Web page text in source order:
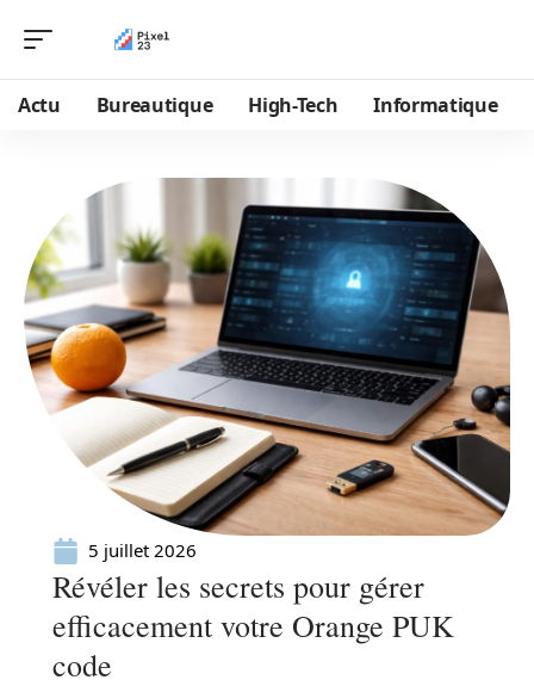
Actu Bureautique High-Tech Informatique
5 juillet 2026
Révéler les secrets pour gérer
efficacement votre Orange PUK
code